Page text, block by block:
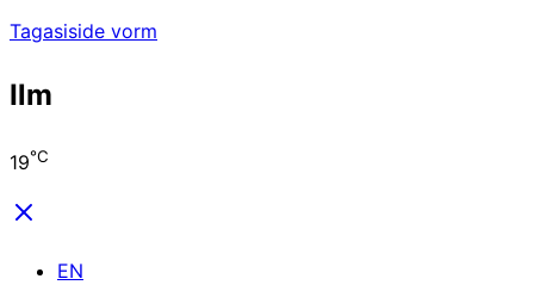
Tagasiside vorm
Ilm
19°C
EN